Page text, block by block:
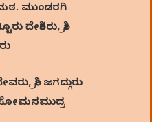
ಮುಂಡರಗಿ
ದೇಶಿಕರು, ಶ್ರೀ
ಶ್ರೀ ಜಗದ್ಗುರು
ಸೋಮಸಮುದ್ರ